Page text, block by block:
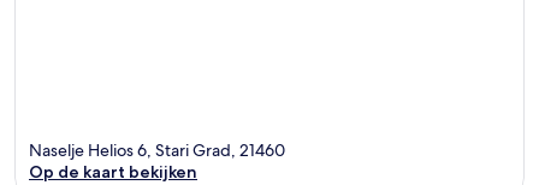
Naselje Helios 6, Stari Grad, 21460
Op de kaart bekijken